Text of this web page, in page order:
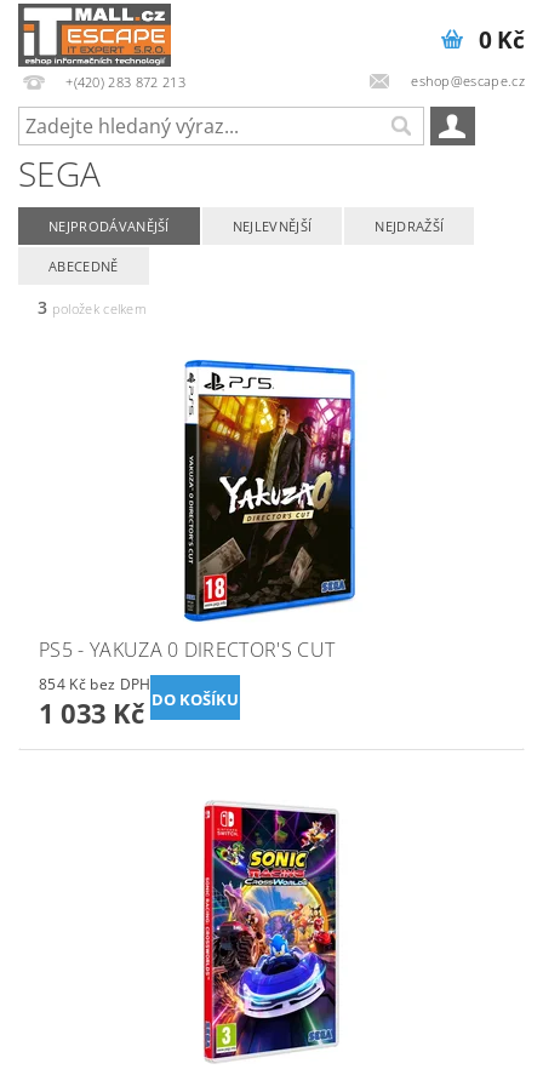
+(420) 283 872 213 eshop@escape.cz
0 Kč
SEGA
NEJPRODÁVANĚJŠÍ NEJLEVNĚJŠÍ NEJDRAŽŠÍ
ABECEDNĚ
3 položek celkem
PS5 - YAKUZA 0 DIRECTOR'S CUT
854 Kč bez DPH
1 033 Kč